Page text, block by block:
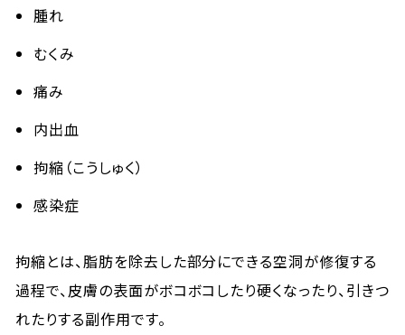
腫れ
むくみ
痛み
内出血
拘縮（こうしゅく）
感染症
拘縮とは、脂肪を除去した部分にできる空洞が修復する
過程で、皮膚の表面がボコボコしたり硬くなったり、引きつ
れたりする副作用です。